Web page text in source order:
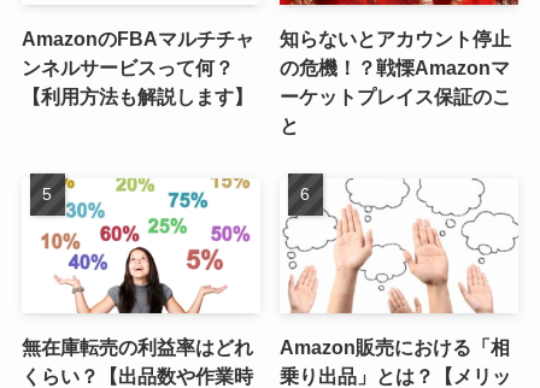
AmazonのFBAマルチチャ
ンネルサービスって何？
【利用方法も解説します】
知らないとアカウント停止
の危機！？戦慄Amazonマ
ーケットプレイス保証のこ
と
無在庫転売の利益率はどれ
くらい？【出品数や作業時
Amazon販売における「相
乗り出品」とは？【メリッ